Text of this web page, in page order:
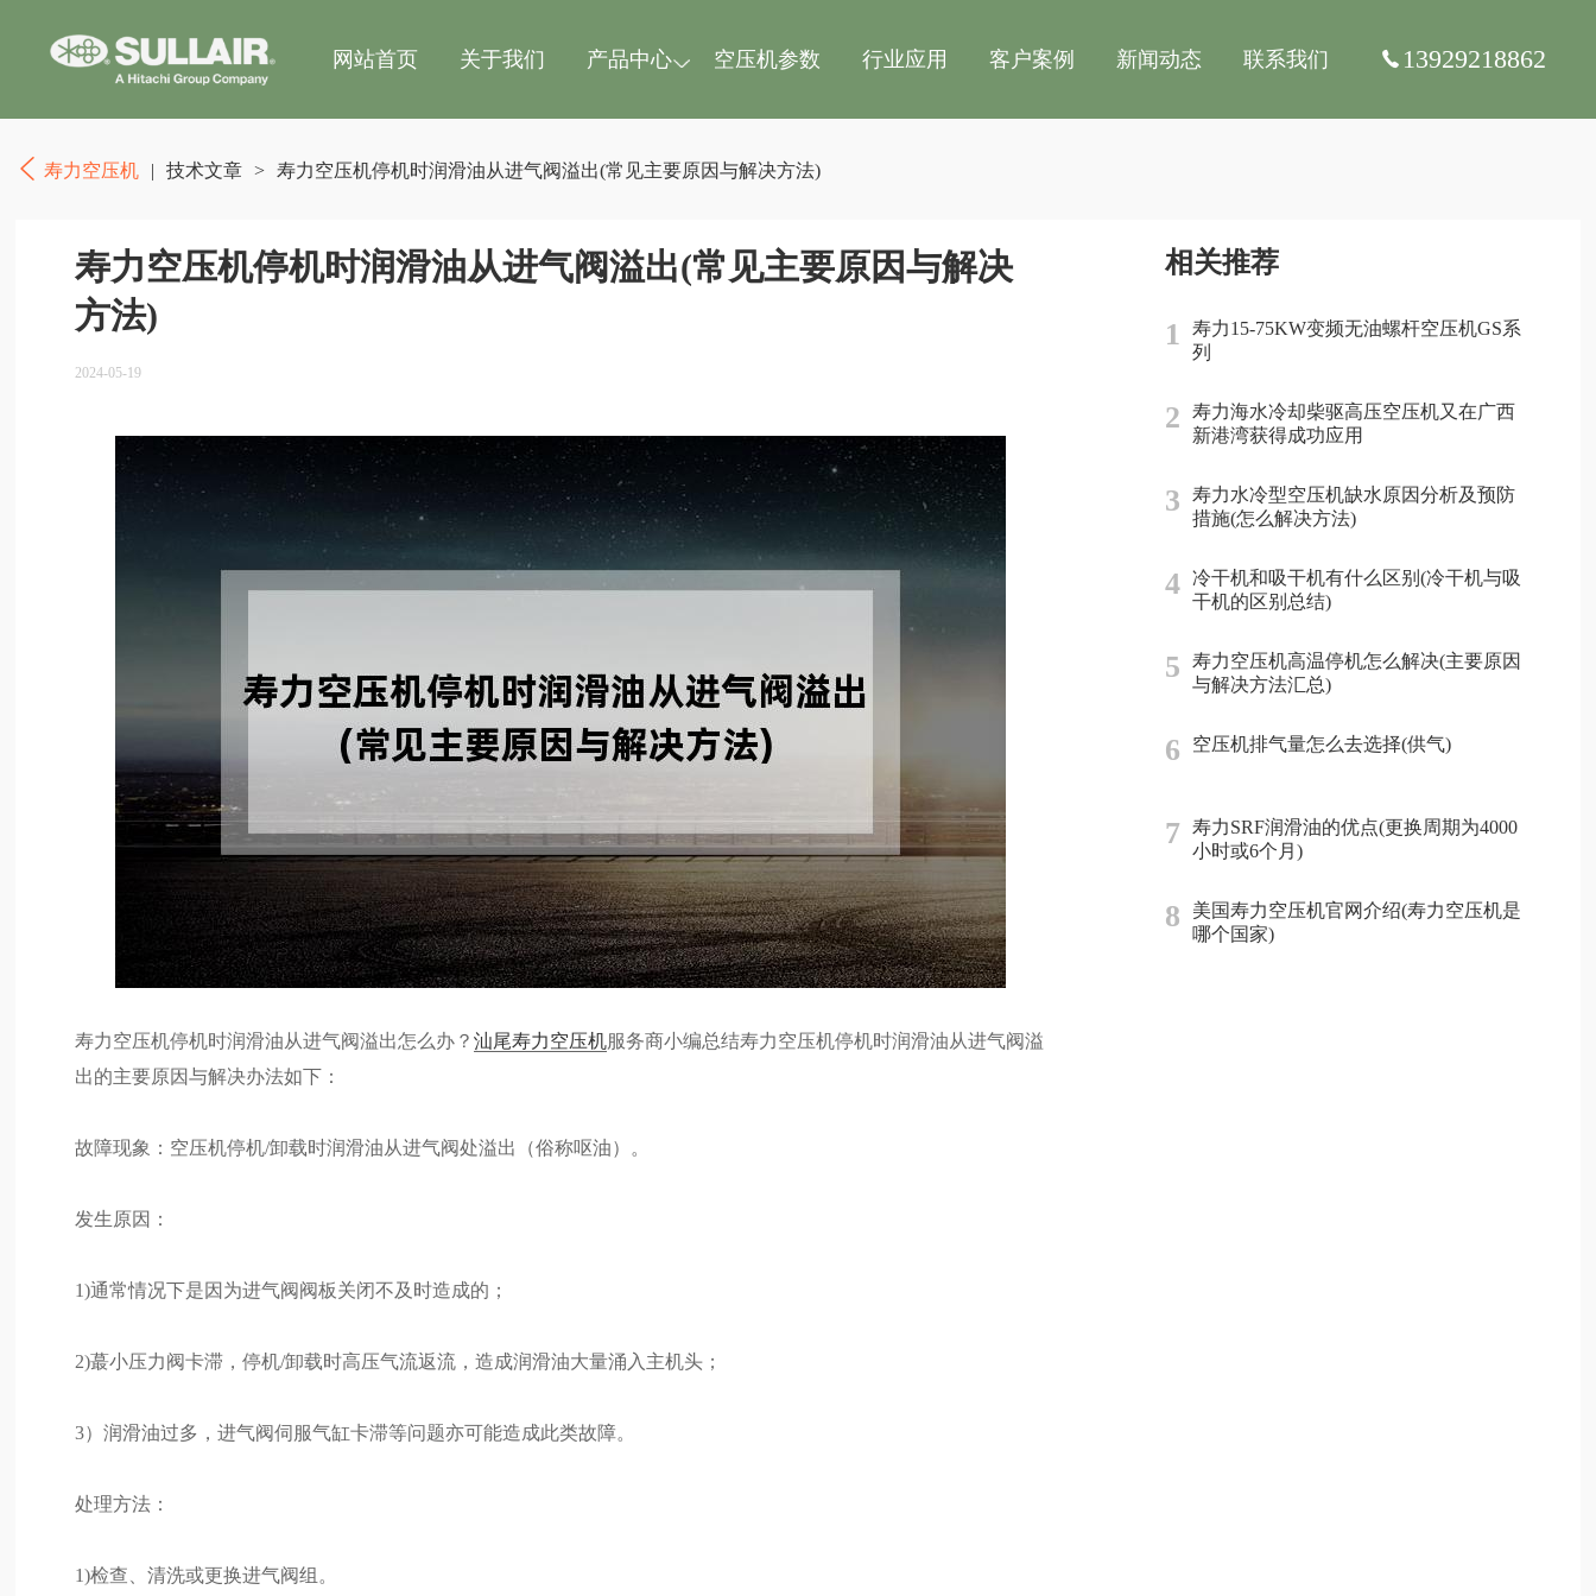
网站首页 关于我们 产品中心 空压机参数 行业应用 客户案例 新闻动态 联系我们 13929218862
寿力空压机 | 技术文章 > 寿力空压机停机时润滑油从进气阀溢出(常见主要原因与解决方法)
寿力空压机停机时润滑油从进气阀溢出(常见主要原因与解决
方法)
2024-05-19
寿力空压机停机时润滑油从进气阀溢出怎么办？汕尾寿力空压机服务商小编总结寿力空压机停机时润滑油从进气阀溢
出的主要原因与解决办法如下：
故障现象：空压机停机/卸载时润滑油从进气阀处溢出（俗称呕油）。
发生原因：
1)通常情况下是因为进气阀阀板关闭不及时造成的；
2)蕞小压力阀卡滞，停机/卸载时高压气流返流，造成润滑油大量涌入主机头；
3）润滑油过多，进气阀伺服气缸卡滞等问题亦可能造成此类故障。
处理方法：
1)检查、清洗或更换进气阀组。
相关推荐
1
寿力15-75KW变频无油螺杆空压机GS系
列
2
寿力海水冷却柴驱高压空压机又在广西
新港湾获得成功应用
3
寿力水冷型空压机缺水原因分析及预防
措施(怎么解决方法)
4
冷干机和吸干机有什么区别(冷干机与吸
干机的区别总结)
5
寿力空压机高温停机怎么解决(主要原因
与解决方法汇总)
6 空压机排气量怎么去选择(供气)
7
寿力SRF润滑油的优点(更换周期为4000
小时或6个月)
8
美国寿力空压机官网介绍(寿力空压机是
哪个国家)